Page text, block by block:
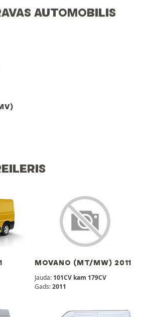
AUTOMOBILIS
MOVANO (MT/MW) 2011
Jauda: 101CV kam 179CV
Gads:2011